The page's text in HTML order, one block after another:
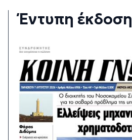
Έντυπη έκδοση